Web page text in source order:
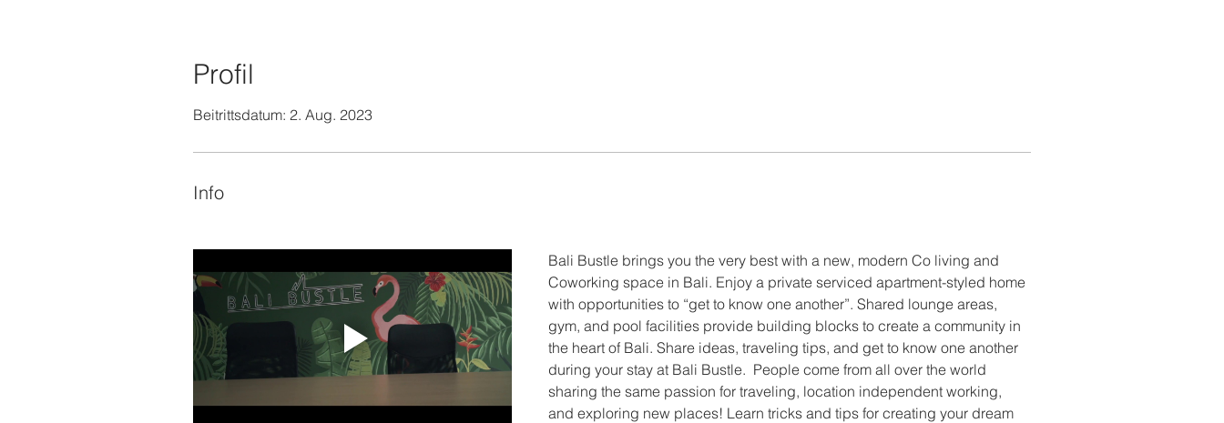
Profil
Beitrittsdatum: 2. Aug. 2023
Info
Bali Bustle brings you the very best with a new, modern Co living and
Coworking space in Bali. Enjoy a private serviced apartment-styled home
with opportunities to “get to know one another”. Shared lounge areas,
gym, and pool facilities provide building blocks to create a community in
the heart of Bali. Share ideas, traveling tips, and get to know one another
during your stay at Bali Bustle.  People come from all over the world
sharing the same passion for traveling, location independent working,
and exploring new places! Learn tricks and tips for creating your dream